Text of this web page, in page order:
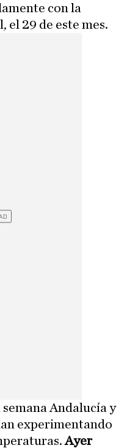
con la
el 29 de este mes.
Andalucía y
experimentando
Ayer